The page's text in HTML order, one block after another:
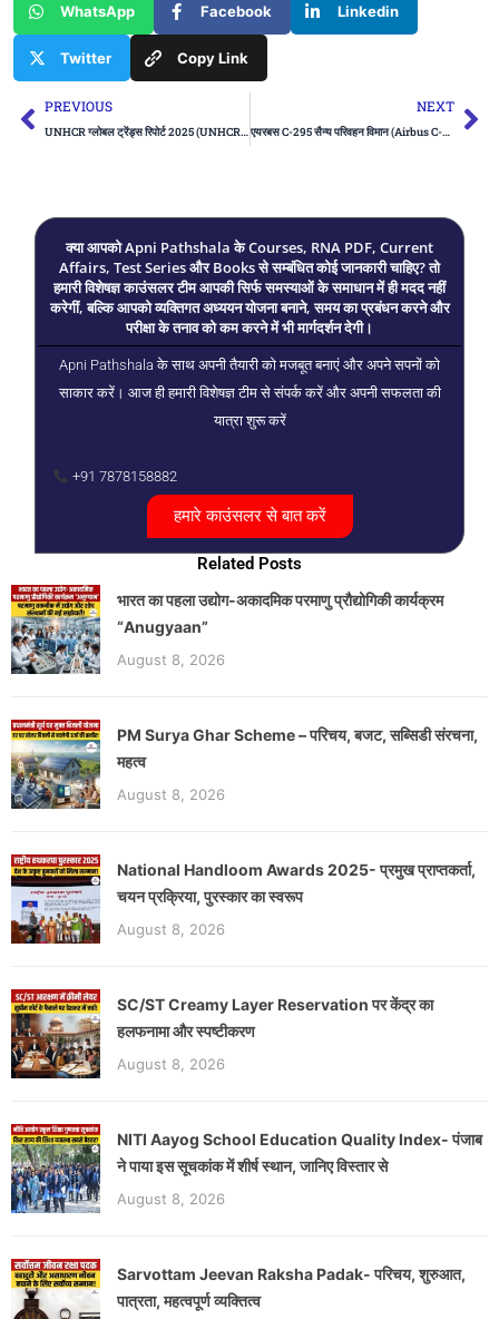
WhatsApp Facebook Linkedin
Twitter Copy Link
Prev
PREVIOUS
UNHCR ग्लोबल ट्रेंड्स रिपोर्ट 2025 (UNHCR Global Trends Report 2025)
NEXT
एयरबस C-295 सैन्य परिवहन विमान (Airbus C-295 military transport aircraft)
क्या आपको Apni Pathshala के Courses, RNA PDF, Current
Affairs, Test Series और Books से सम्बंधित कोई जानकारी चाहिए? तो
हमारी विशेषज्ञ काउंसलर टीम आपकी सिर्फ समस्याओं के समाधान में ही मदद नहीं
करेगीं, बल्कि आपको व्यक्तिगत अध्ययन योजना बनाने, समय का प्रबंधन करने और
परीक्षा के तनाव को कम करने में भी मार्गदर्शन देगी।
Apni Pathshala के साथ अपनी तैयारी को मजबूत बनाएं और अपने सपनों को
साकार करें। आज ही हमारी विशेषज्ञ टीम से संपर्क करें और अपनी सफलता की
यात्रा शुरू करें
+91 7878158882
हमारे काउंसलर से बात करें
Related Posts
भारत का पहला उद्योग-अकादमिक परमाणु प्रौद्योगिकी कार्यक्रम
“Anugyaan”
August 8, 2026
PM Surya Ghar Scheme – परिचय, बजट, सब्सिडी संरचना,
महत्व
August 8, 2026
National Handloom Awards 2025- प्रमुख प्राप्तकर्ता,
चयन प्रक्रिया, पुरस्कार का स्वरूप
August 8, 2026
SC/ST Creamy Layer Reservation पर केंद्र का
हलफनामा और स्पष्टीकरण
August 8, 2026
NITI Aayog School Education Quality Index- पंजाब
ने पाया इस सूचकांक में शीर्ष स्थान, जानिए विस्तार से
August 8, 2026
Sarvottam Jeevan Raksha Padak- परिचय, शुरुआत,
पात्रता, महत्वपूर्ण व्यक्तित्व